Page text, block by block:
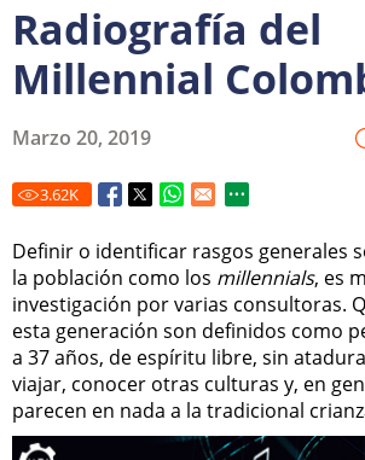
Radiografía del
Millennial
Marzo 20, 2019
3.62K
Definir o identificar rasgos generales
la población como los millennials, es
investigación por varias consultoras.
esta generación son definidos como
a 37 años, de espíritu libre, sin
viajar, conocer otras culturas y, en
parecen en nada a la tradicional